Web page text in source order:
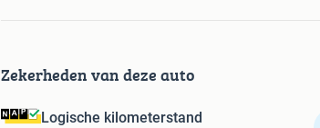
Voor meer informatie, neem gerust contact op.
Zekerheden van deze auto
Logische kilometerstand